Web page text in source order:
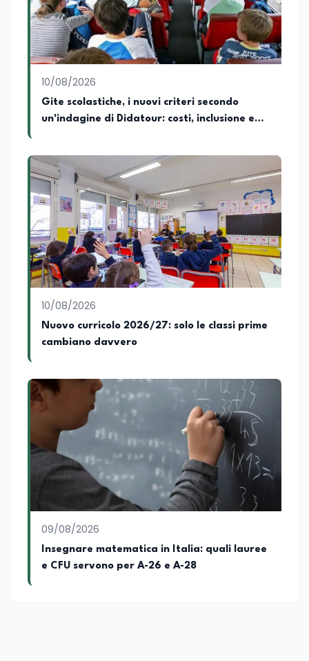
10/08/2026
Gite scolastiche, i nuovi criteri secondo
un'indagine di Didatour: costi, inclusione e
10/08/2026
Nuovo curricolo 2026/27: solo le classi prime
cambiano davvero
09/08/2026
Insegnare matematica in Italia: quali lauree
e CFU servono per A-26 e A-28